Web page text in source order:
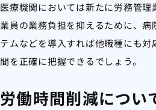
医療機関においては新たに労務管
業員の業務負担を抑えるために、病
テムなどを導入すれば他職種にも
間を正確に把握できるでしょう。
労働時間削減につい